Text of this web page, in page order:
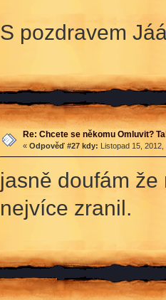
S pozdravem
Re: Chcete se někomu Omluvit?
« Odpověď #27 kdy: Listopad 15,
jasně doufám
nejvíce zranil.